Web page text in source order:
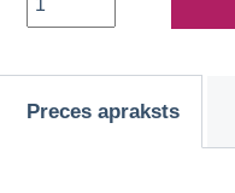
Preces apraksts